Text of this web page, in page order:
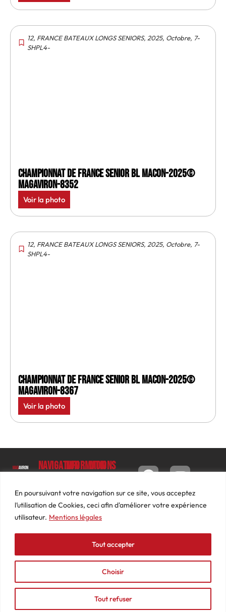
En poursuivant votre navigation sur ce site, vous acceptez
l’utilisation de Cookies, ceci afin d'améliorer votre expérience
utilisateur. Mentions légales
Choisir
Tout refuser
Tout accepter
12, FRANCE BATEAUX LONGS SENIORS, 2025, Octobre, 7-
SHPL4-
Championnat de France senior BL Macon-2025©
MagAviron-8352
Voir la photo
12, FRANCE BATEAUX LONGS SENIORS, 2025, Octobre, 7-
SHPL4-
Championnat de France senior BL Macon-2025©
MagAviron-8367
Voir la photo
Luc
Barbier
69640
74
87
contact@mediasaviron.fr
Navigation
Le
Magazine
Photos
Actualités
Podcasts
Informations
Conditions
générales
de ventes
Mentions
légales
Mon
Tableau
de bord
Commandes
Adresses
Détails
du
compte